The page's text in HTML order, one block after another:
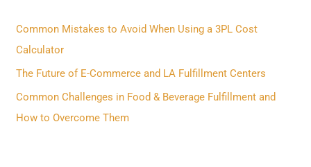
f
o
r
:
Common Mistakes to Avoid When Using a 3PL Cost
Calculator
The Future of E-Commerce and LA Fulfillment Centers
Common Challenges in Food & Beverage Fulfillment and
How to Overcome Them